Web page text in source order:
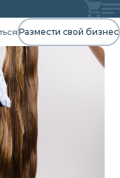
Размести свой бизнес